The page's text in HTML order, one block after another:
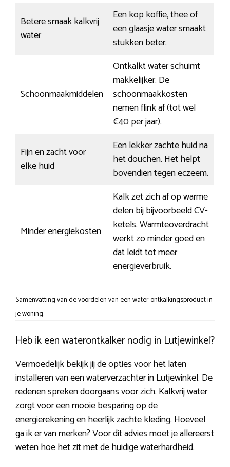
Betere smaak kalkvrij
water
Een kop koffie, thee of
een glaasje water smaakt
stukken beter.
Schoonmaakmiddelen
Ontkalkt water schuimt
makkelijker. De
schoonmaakkosten
nemen flink af (tot wel
€40 per jaar).
Fijn en zacht voor
elke huid
Een lekker zachte huid na
het douchen. Het helpt
bovendien tegen eczeem.
Minder energiekosten
Kalk zet zich af op warme
delen bij bijvoorbeeld CV-
ketels. Warmteoverdracht
werkt zo minder goed en
dat leidt tot meer
energieverbruik.
Samenvatting van de voordelen van een water-ontkalkingsproduct in
je woning.
Heb ik een waterontkalker nodig in Lutjewinkel?
Vermoedelijk bekijk jij de opties voor het laten
installeren van een waterverzachter in Lutjewinkel. De
redenen spreken doorgaans voor zich. Kalkvrij water
zorgt voor een mooie besparing op de
energierekening en heerlijk zachte kleding. Hoeveel
ga ik er van merken? Voor dit advies moet je allereerst
weten hoe het zit met de huidige waterhardheid.